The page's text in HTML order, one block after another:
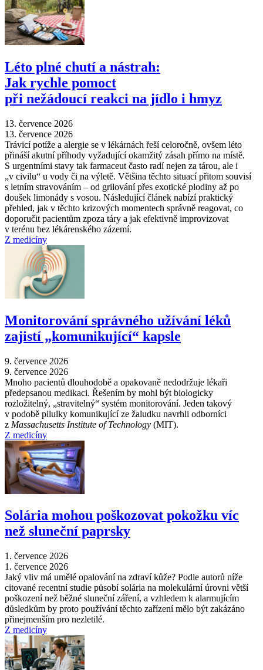
Léto plné chutí a nástrah:
Jak rychle pomoct
při nežádoucí reakci na jídlo i hmyz
13. července 2026
13. července 2026
Trávicí potíže a alergie se v lékárnách řeší celoročně, ovšem léto
přináší akutní příhody vyžadující okamžitý zásah přímo na místě.
S urgentními stavy tak farmaceut často radí nejen za tárou, ale i
„v civilu“ u vody či na výletě. Většina těchto situací přitom souvisí
s letním stravováním –⁠ od grilování přes exotické plodiny až po
doušek limonády s vosou. Následující článek nabízí praktický
přehled, jak v těchto krizových momentech správně reagovat, co
doporučit pacientům zpoza táry a jak efektivně improvizovat
v terénu bez lékárenského zázemí.
Z medicíny
Monitorování správného užívání léků
zajistí „komunikující“ kapsle
9. července 2026
9. července 2026
Mnoho pacientů dlouhodobě a opakovaně nedodržuje lékaři
předepsanou medikaci. Řešením by mohl být biologicky
rozložitelný, „stravitelný“ systém monitorování. Jeden takový
v podobě pilulky komunikující ze žaludku navrhli odborníci
z Massachusetts Institute of Technology (MIT).
Z medicíny
Solária mohou poškozovat pokožku víc
než sluneční paprsky
1. července 2026
1. července 2026
Jaký vliv má umělé opalování na zdraví kůže? Podle autorů níže
citované recentní studie působí solária na molekulární úrovni větší
poškození než běžné sluneční záření, a vzhledem k alarmujícím
důsledkům by proto používání těchto zařízení mělo být zakázáno
přinejmenším pro nezletilé.
Z medicíny